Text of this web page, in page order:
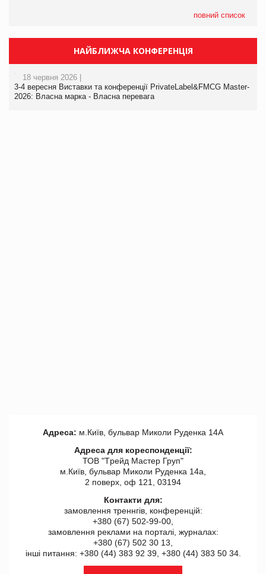
повний список
НАЙБЛИЖЧА КОНФЕРЕНЦІЯ
18 червня 2026 |
3-4 вересня Виставки та конференції PrivateLabel&FMCG Master-
2026: Власна марка - Власна перевага
Адреса: м.Київ, бульвар Миколи Руденка 14А
Адреса для кореспонденції:
ТОВ "Tрейд Мастер Груп"
м.Київ, бульвар Миколи Руденка 14а,
2 поверх, оф 121, 03194
Контакти для:
замовлення треннгів, конференцій:
+380 (67) 502-99-00,
замовлення реклами на порталі, журналах:
+380 (67) 502 30 13,
інші питання: +380 (44) 383 92 39, +380 (44) 383 50 34.